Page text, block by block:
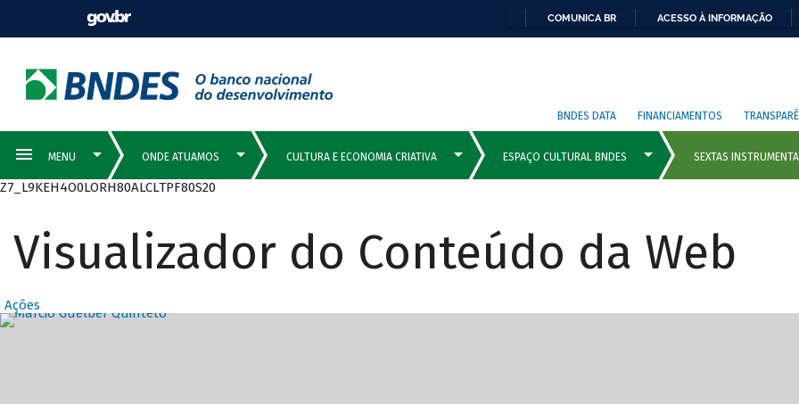
COMUNICA BR ACESSO À INFORMAÇÃO
BNDES DATA FINANCIAMENTOS
Z7_L9KEH4O0LORH80ALCLTPF80S20
Visualizador do Conteúdo da Web
Ações
Destaques Principais com